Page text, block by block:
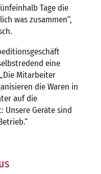
Tage die
was zusammen“,
eine
Mitarbeiter
die Waren in
auf die
Unsere Geräte sind